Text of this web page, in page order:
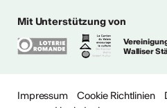
Ein
erklärt ausserdem den
Ausdrücken.
Mit Unterstützung von
Walliser
Impressum Cookie Richtlinien